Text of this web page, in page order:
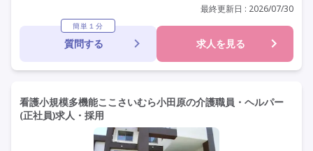
交通費支給
年間休日110日以上
定年60歳以上
定年65歳以上
車通勤可
資格取得支援
最終更新日 : 2026/07/30
簡単１分
質問する 求人を見る
看護小規模多機能ここさいむら小田原の介護職員・ヘルパー
(正社員)求人・採用